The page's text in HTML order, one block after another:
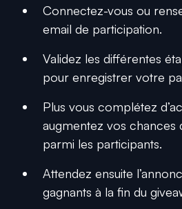
Connectez-vous ou
email de participation.
Validez les différentes
pour enregistrer votre
Plus vous complétez
augmentez vos chances
parmi les participants.
Attendez ensuite
gagnants à la fin du